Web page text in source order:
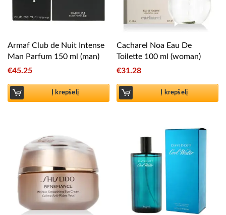
Armaf Club de Nuit Intense
Man Parfum 150 ml (man)
€45.25
Į krepšelį
Cacharel Noa Eau De
Toilette 100 ml (woman)
€31.28
Į krepšelį